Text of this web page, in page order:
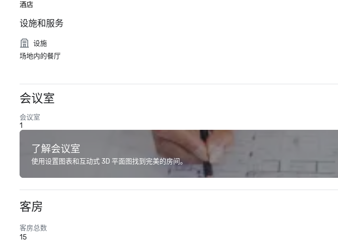
酒店
设施和服务
设施
场地内的餐厅
会议室
会议室
1
了解会议室
使用设置图表和互动式 3D 平面图找到完美的房间。
客房
客房总数
15